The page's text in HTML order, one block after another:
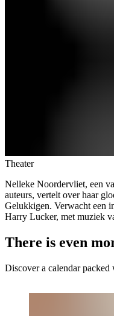
Theater
Nelleke Noordervliet, een
auteurs, vertelt over haar
Gelukkigen. Verwacht een
Harry Lucker, met muziek
There is even
Discover a calendar packed